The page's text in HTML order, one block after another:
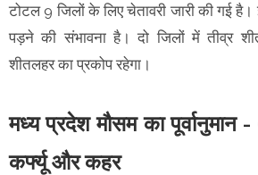
टोटल 9 जिलों के लिए चेतावरी जारी की गई
पड़ने की संभावना है। दो जिलों में तीव्र
शीतलहर का प्रकोप रहेगा।
मध्य प्रदेश मौसम का पूर्वानुमान
कर्फ्यू और कहर